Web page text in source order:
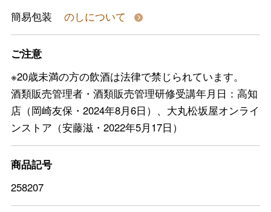
簡易包装
のしについて
ご注意
※20歳未満の方の飲酒は法律で禁じられています。
酒類販売管理者・酒類販売管理研修受講年月日：高知
店（岡崎友保・2024年8月6日）、大丸松坂屋オンライ
ンストア（安藤滋・2022年5月17日）
商品記号
258207